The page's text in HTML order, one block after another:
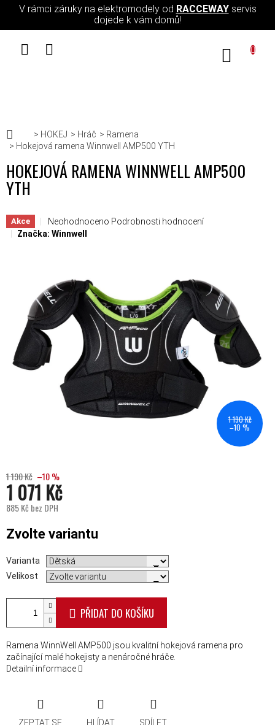
Přejít na obsah
V rámci záruky na elektromodely od RACCEWAYservis
dojede k vám domů!
Domů
HOKEJ Hráč
Ramena
Hokejová ramena Winnwell AMP500 YTH
HOKEJOVÁ RAMENA WINNWELL AMP500
YTH
Akce Průměrné hodnocení produktu je 0,0 z 5 hvězdiček.
Neohodnoceno Podrobnosti hodnocení
Značka: Winnwell
1 190 Kč
–10 %
1 190 Kč –10 %
1 071 Kč
885 Kč bez DPH
Zvolte variantu
Varianta
Velikost
PŘIDAT DO KOŠÍKU
Ramena WinnWell AMP500 jsou kvalitní hokejová ramena pro
začínající malé hokejisty a nenáročné hráče.
Detailní informace
ZEPTAT SE HLÍDAT SDÍLET